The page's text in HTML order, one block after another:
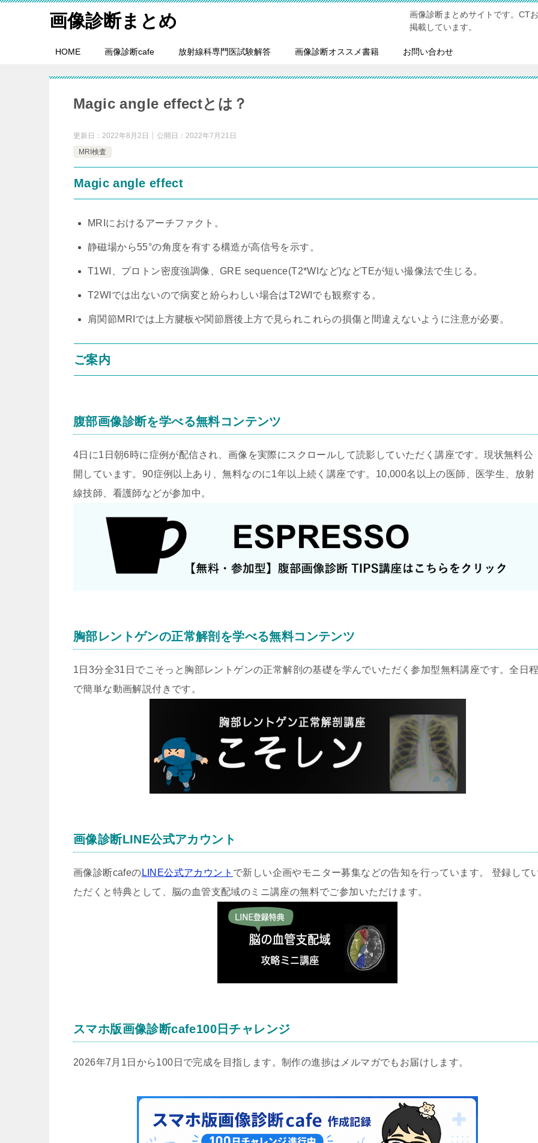
画像診断まとめ
画像診断まとめサイトです。CT
掲載しています。
HOME 画像診断cafe 放射線科専門医試験解答 画像診断オススメ書籍 お問い合わせ
Magic angle effectとは？
更新日： 2022年8月2日 公開日： 2022年7月21日
MRI検査
Magic angle effect
MRIにおけるアーチファクト。
静磁場から55°の角度を有する構造が高信号を示す。
T1WI、プロトン密度強調像、GRE sequence(T2*WIなど)などTEが短い撮像法で生じる。
T2WIでは出ないので病変と紛らわしい場合はT2WIでも観察する。
肩関節MRIでは上方腱板や関節唇後上方で見られこれらの損傷と間違えないように注意が必要。
ご案内
腹部画像診断を学べる無料コンテンツ
4日に1日朝6時に症例が配信され、画像を実際にスクロールして読影していただく講座です。現状無料公
開しています。90症例以上あり、無料なのに1年以上続く講座です。10,000名以上の医師、医学生、放射
線技師、看護師などが参加中。
胸部レントゲンの正常解剖を学べる無料コンテンツ
1日3分全31日でこそっと胸部レントゲンの正常解剖の基礎を学んでいただく参加型無料講座です。全日
で簡単な動画解説付きです。
画像診断LINE公式アカウント
画像診断cafeの LINE公式アカウント で新しい企画やモニター募集などの告知を行っています。 登録して
ただくと特典として、脳の血管支配域のミニ講座の無料でご参加いただけます。
スマホ版画像診断cafe100日チャレンジ
2026年7月1日から100日で完成を目指します。制作の進捗はメルマガでもお届けします。